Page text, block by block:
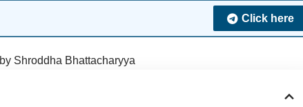
Click here
Shroddha Bhattacharyya